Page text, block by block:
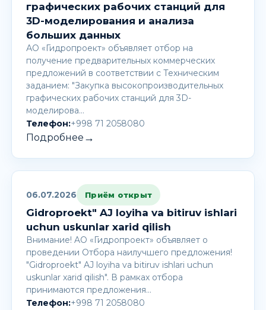
графических рабочих станций для
3D-моделирования и анализа
больших данных
АО «Гидропроект» объявляет отбор на
получение предварительных коммерческих
предложений в соответствии с Техническим
заданием: "Закупка высокопроизводительных
графических рабочих станций для 3D-
моделирова…
Телефон:+998 71 2058080
Подробнее →
06.07.2026 Приём открыт
Gidroproekt" AJ loyiha va bitiruv ishlari
uchun uskunlar xarid qilish
Внимание! AО «Гидропроект» объявляет о
проведении Отбора наилучшего предложения!
"Gidroproekt" AJ loyiha va bitiruv ishlari uchun
uskunlar xarid qilish". В рамках отбора
принимаются предложения…
Телефон:+998 71 2058080